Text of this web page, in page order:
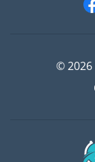
© 2026